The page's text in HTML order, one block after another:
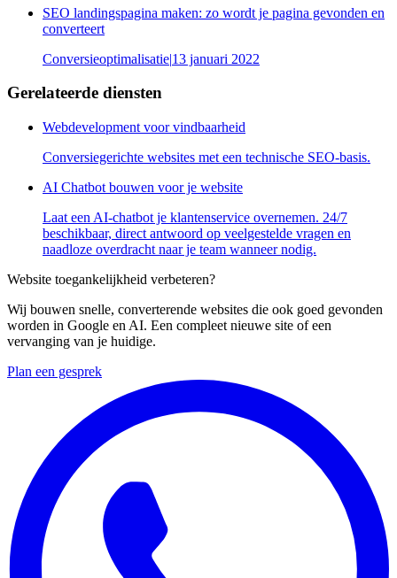
SEO landingspagina maken: zo wordt je pagina gevonden en
converteert
Conversieoptimalisatie|13 januari 2022
Gerelateerde diensten
Webdevelopment voor vindbaarheid
Conversiegerichte websites met een technische SEO-basis.
AI Chatbot bouwen voor je website
Laat een AI-chatbot je klantenservice overnemen. 24/7
beschikbaar, direct antwoord op veelgestelde vragen en
naadloze overdracht naar je team wanneer nodig.
Website toegankelijkheid verbeteren?
Wij bouwen snelle, converterende websites die ook goed gevonden
worden in Google en AI. Een compleet nieuwe site of een
vervanging van je huidige.
Plan een gesprek